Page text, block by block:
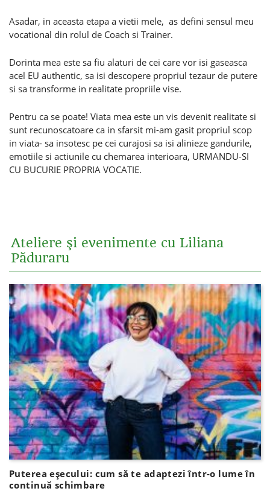
Asadar, in aceasta etapa a vietii mele, as defini sensul meu
vocational din rolul de Coach si Trainer.
Dorinta mea este sa fiu alaturi de cei care vor isi gaseasca
acel EU authentic, sa isi descopere propriul tezaur de putere
si sa transforme in realitate propriile vise.
Pentru ca se poate! Viata mea este un vis devenit realitate si
sunt recunoscatoare ca in sfarsit mi-am gasit propriul scop
in viata- sa insotesc pe cei curajosi sa isi alinieze gandurile,
emotiile si actiunile cu chemarea interioara, URMANDU-SI
CU BUCURIE PROPRIA VOCATIE.
Ateliere şi evenimente cu Liliana
Păduraru
Puterea eșecului: cum să te adaptezi într-o lume în
continuă schimbare